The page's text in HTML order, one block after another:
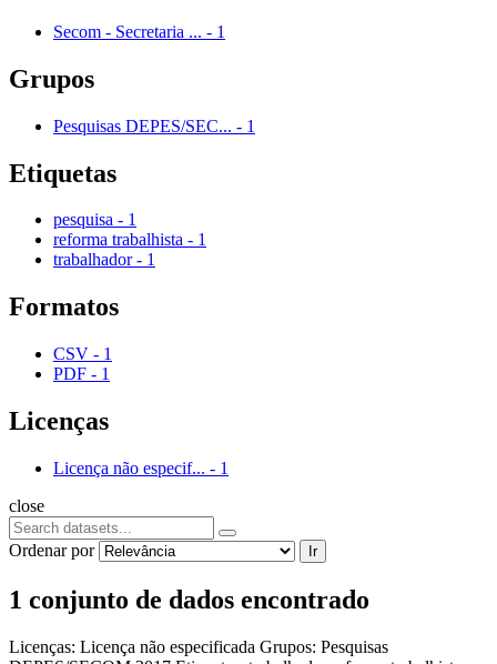
Secom - Secretaria ... - 1
Grupos
Pesquisas DEPES/SEC... - 1
Etiquetas
pesquisa - 1
reforma trabalhista - 1
trabalhador - 1
Formatos
CSV - 1
PDF - 1
Licenças
Licença não especif... - 1
close
Ordenar por Ir
1 conjunto de dados encontrado
Licenças: Licença não especificada Grupos: Pesquisas